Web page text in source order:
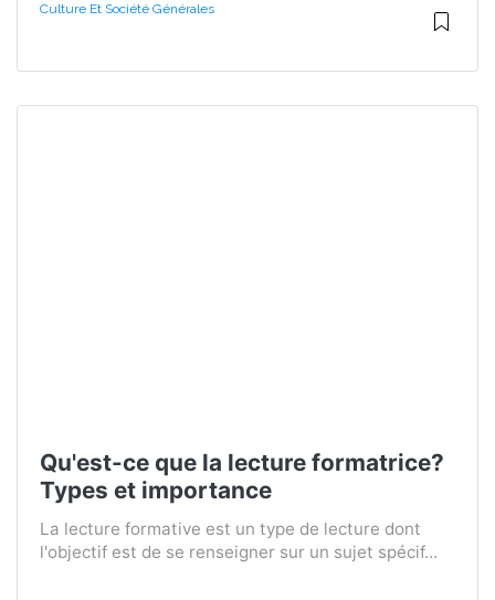
Culture Et Société Générales
Qu'est-ce que la lecture formatrice?
Types et importance
La lecture formative est un type de lecture dont
l'objectif est de se renseigner sur un sujet spécif...